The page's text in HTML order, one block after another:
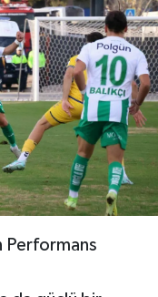
Performans